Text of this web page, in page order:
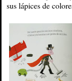
sus lápices de